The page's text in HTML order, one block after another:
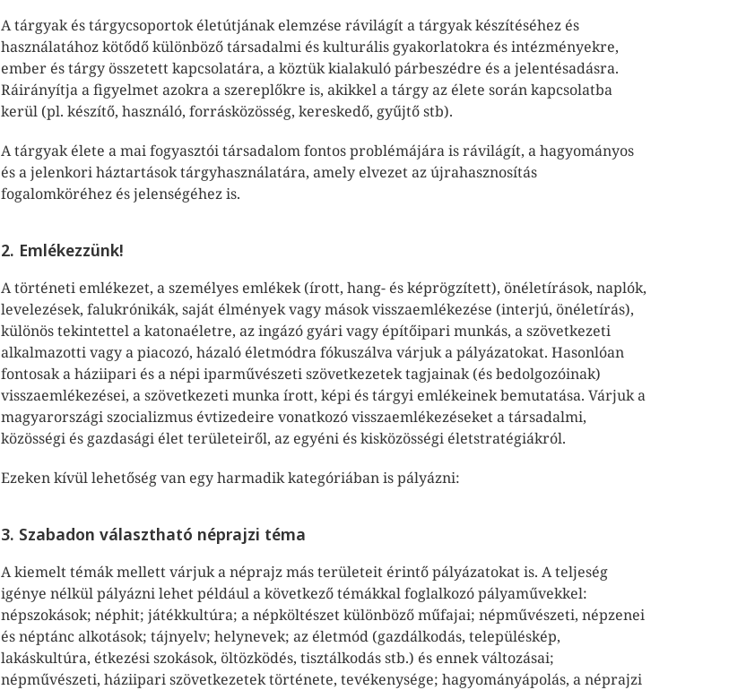
A tárgyak és tárgycsoportok életútjának elemzése rávilágít a tárgyak készítéséhez és
használatához kötődő különböző társadalmi és kulturális gyakorlatokra és intézményekre,
ember és tárgy összetett kapcsolatára, a köztük kialakuló párbeszédre és a jelentésadásra.
Ráirányítja a figyelmet azokra a szereplőkre is, akikkel a tárgy az élete során kapcsolatba
kerül (pl. készítő, használó, forrásközösség, kereskedő, gyűjtő stb).
A tárgyak élete a mai fogyasztói társadalom fontos problémájára is rávilágít, a hagyományos
és a jelenkori háztartások tárgyhasználatára, amely elvezet az újrahasznosítás
fogalomköréhez és jelenségéhez is.
2. Emlékezzünk!
A történeti emlékezet, a személyes emlékek (írott, hang- és képrögzített), önéletírások, naplók,
levelezések, falukrónikák, saját élmények vagy mások visszaemlékezése (interjú, önéletírás),
különös tekintettel a katonaéletre, az ingázó gyári vagy építőipari munkás, a szövetkezeti
alkalmazotti vagy a piacozó, házaló életmódra fókuszálva várjuk a pályázatokat. Hasonlóan
fontosak a háziipari és a népi iparművészeti szövetkezetek tagjainak (és bedolgozóinak)
visszaemlékezései, a szövetkezeti munka írott, képi és tárgyi emlékeinek bemutatása. Várjuk a
magyarországi szocializmus évtizedeire vonatkozó visszaemlékezéseket a társadalmi,
közösségi és gazdasági élet területeiről, az egyéni és kisközösségi életstratégiákról.
Ezeken kívül lehetőség van egy harmadik kategóriában is pályázni:
3. Szabadon választható néprajzi téma
A kiemelt témák mellett várjuk a néprajz más területeit érintő pályázatokat is. A teljeség
igénye nélkül pályázni lehet például a következő témákkal foglalkozó pályaművekkel:
népszokások; néphit; játékkultúra; a népköltészet különböző műfajai; népművészeti, népzenei
és néptánc alkotások; tájnyelv; helynevek; az életmód (gazdálkodás, településkép,
lakáskultúra, étkezési szokások, öltözködés, tisztálkodás stb.) és ennek változásai;
népművészeti, háziipari szövetkezetek története, tevékenysége; hagyományápolás, a néprajzi